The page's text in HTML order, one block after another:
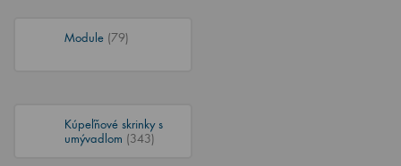
Module (79)
Kúpeľňové skrinky s
umývadlom (343)